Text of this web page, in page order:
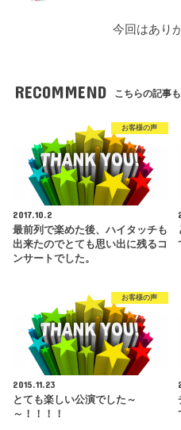
今回はあり
RECOMMEND こちらの記事も
お客様の声
2017.10.2
最前列で楽めた後、ハイタッチも
出来たのでとても思い出に残るコ
ンサートでした。
お客様の声
2015.11.23
とても楽しい公演でした～
～！！！！